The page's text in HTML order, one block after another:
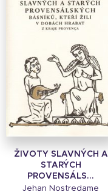
ŽIVOTY SLAVNÝCH A
STARÝCH
PROVENSÁLS...
Jehan Nostredame